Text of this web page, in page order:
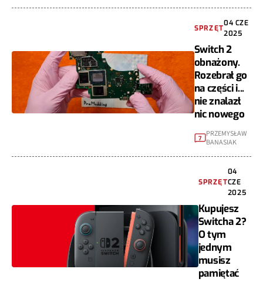
SPRZĘT
04 CZE
2025
Switch 2
obnażony.
Rozebrał go
na części i...
nie znalazł
nic nowego
7 PRZEMYSŁAW
BANASIAK
SPRZĘT
04
CZE
2025
Kupujesz
Switcha 2?
O tym
jednym
musisz
pamiętać